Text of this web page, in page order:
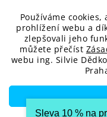
Používáme
prohlížení webu a
zlepšovali jeho
můžete přečíst
webu ing. Silvie
Copyright 2026SD-
Sleva 10 % na